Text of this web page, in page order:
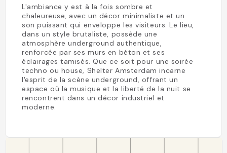
L'ambiance y est à la fois sombre et
chaleureuse, avec un décor minimaliste et un
son puissant qui enveloppe les visiteurs. Le lieu,
dans un style brutaliste, possède une
atmosphère underground authentique,
renforcée par ses murs en béton et ses
éclairages tamisés. Que ce soit pour une soirée
techno ou house, Shelter Amsterdam incarne
l'esprit de la scène underground, offrant un
espace où la musique et la liberté de la nuit se
rencontrent dans un décor industriel et
moderne.